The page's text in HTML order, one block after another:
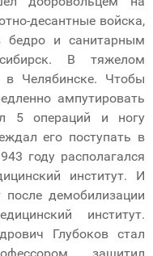
десантные войска,
бедро и санитарным
В тяжелом
в Челябинске. Чтобы
ампутировать
5 операций и ногу
его поступать в
году располагался
институт. И
демобилизации
институт.
Глубоков стал
защитил